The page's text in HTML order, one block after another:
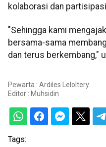
kolaborasi dan
"Sehingga kami
bersama-sama
dan terus berkembang,"
Pewarta : Ardiles Leloltery
Editor : Muhsidin
Tags: